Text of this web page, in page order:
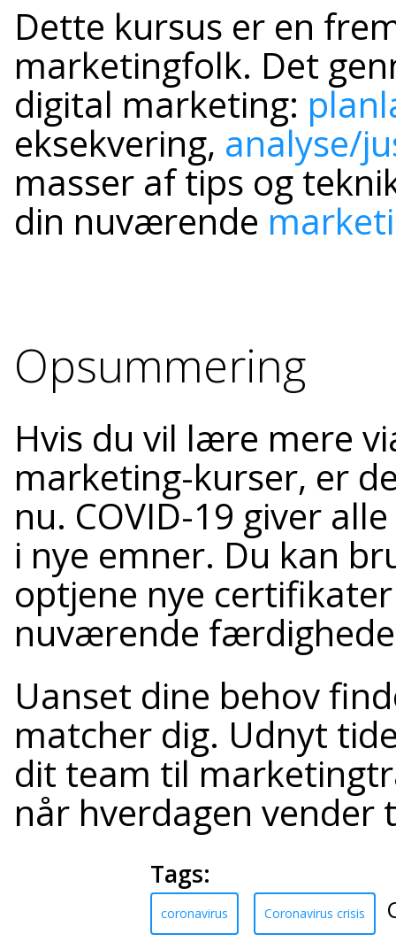
Dette kursus er en
marketingfolk. Det
digital marketing:
eksekvering, analyse/
masser af tips og
din nuværende
Opsummering
Hvis du vil lære mere
marketing-kurser, er
nu. COVID-19 giver
i nye emner. Du kan
optjene nye
nuværende
Uanset dine behov
matcher dig. Udnyt
dit team til
når hverdagen vender
Tags:
coronavirus Coronavirus crisis